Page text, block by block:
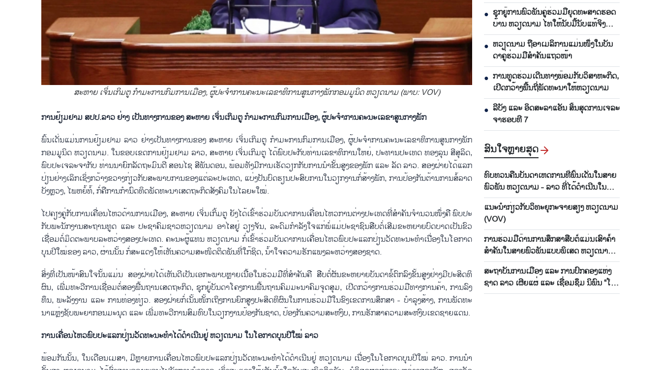
​ສະ​ຫາຍ ​ເຈິ່ນ​ເກິມ​ຕູ ກຳ​ມະ​ການ​ກົມ​ການ​ເມືອງ, ຜູ້​ປະ​ຈຳ​ການ​ຄະ​ນະ​ເລ​ຂາທິການສູນກາງພັກກອມມູນິດ ຫວຽດນາມ (ພາບ: VOV)
ການ​ຢ້ຽມ​ຢາມ ​ສ​ປ​ປ.ລາວ ​ຢ່າງ ​ເປັນທາງການ​ຂອງ​ ສະ​ຫາຍ ​ເຈິ່ນ​ເກິມ​ຕູ ກຳ​ມະ​ການ​ກົມ​ການ​ເມືອງ, ຜູ້​ປະ​ຈຳ​ການ​ຄະ​ນະ​ເລ​ຂາສູນກາງພັກ
ພົ້ນ​ເດັ່ນ​ແມ່ນ​ການ​ຢ້ຽມ​ຢາມ ​ລາວ ​ຢ່າງ​ເປັນ​ທາງ​ການ​ຂອງ ​ສະ​ຫາຍ ​ເຈິ່ນ​ເກິມ​ຕູ ກຳ​ມະ​ການ​ກົມ​ການ​ເມືອງ, ຜູ້​ປະ​ຈຳ​ການ​ຄະ​ນະ​ເລ​ຂາທິການສູນກາງພັກ
ກອມມູນິດ ຫວຽດນາມ. ໃນ​ຂອບ​ເຂດ​ການ​ຢ້ຽມ​ຢາມ ລາວ, ສະຫາຍ ​ເຈິ່ນ​ເກິມ​ຕູ ໄດ້​ພົບ​ປະ​ກັບ​ທ່ານ​ເລ​ຂາ​ທິ​ການ​ໃຫຍ່, ປະ​ທານ​ປະ​ເທດ ທອງ​ລຸນ ​ສີ​ສຸ​ລິດ,
ພົບ​ປະ​ເຈ​ລະ​ຈາ​ກັບ ​ທ່ານ​ນາ​ຍົກ​ລັດ​ຖະ​ມົນ​ຕີ ສອນ​ໄຊ ສີ​ພັນ​ດອນ, ພ້ອມ​ທັງ​ມີ​ການ​ເຮັດ​ວຽກ​ກັບ​ການ​ນຳ​ຂັ້ນ​ສູງ​ຂອງ​ພັກ ແລະ ລັດ​ ລາວ. ສອງ​ຝ່າຍ​ໄດ້​ແລກ​
ປ່ຽນ​ຢ່າງ​ເລິກ​ເຊິ່ງກວ້າງ​ຂວາງ​ກ່ຽວ​ກັບ​ສະ​ພາບ​ການ​ຂອງ​ແຕ່​ລະ​ປະ​ເທດ, ແບ່ງ​ປັນ​ບົດ​ຮຽນ​ປະ​ສົບ​ການ​ໃນ​ວຽກ​ງານ​ກໍ່​ສ້າງ​ພັກ, ການ​ປ້ອງ​ກັນ​ຕ້​ານ​ການ​ສໍ້​ລາດ​
ບັງຫຼວງ, ໄພ​ຫຍໍ້​ທໍ້, ກໍ່​ຄື​ການ​ກຳ​ນົດ​ທິດ​ພັດ​ທະ​ນາ​ເສດ​ຖະ​ກິດ​ສັງ​ຄົມໃນ​ໄລ​ຍະ​ໃໝ່.
ໄປ​ຄຽງ​ຄູ່​ກັບ​ການ​ເຄື່ອນ​ໄຫວ​ດ້ານ​ການ​ເມືອງ, ສະ​ຫາຍ ​ເຈິ່ນ​ເກິ້ມ​ຕູ ຍັງໄດ້ເຂົ້າຮ່ວມບັນດາການ​ເຄື່ອນ​ໄຫວ​​ການຕ່າງປະເທດທີ່​ສຳ​ຄັນ​ຈຳ​ນວນ​ໜຶ່ງ​ຄື ​ພົບ​ປະ​
ກັບ​ພະ​ນັກ​ງານ​ສະ​ຖານ​ທູດ ແລະ ປະ​ຊາ​ຄົມ​ຊາວ​ຫວຽດ​ນາມ ​ອາ​ໄສ​ຢູ່ ວຽງ​ຈັນ, ລະ​ດົມ​ກຳ​ລັງ​ໃຈແກ່​ພໍ່​ແມ່​ປະ​ຊາ​ຊົນ​ສືບ​ຕໍ່​ເສີມ​ຂ​ະ​ຫຍາຍ​ບົດ​ບາດ​ເປັນ​ຂົວ​
ເຊື່ອມ​ຕໍ່​ມິດ​ຕະ​ພາບ​ລະ​ຫວ່າງ​ສອງ​ປະ​ເທດ. ຄະ​ນະ​ຜູ້​ແທນ​ ຫວຽດ​ນາມ ກໍ່​ເຂົ້າ​ຮ່ວມ​ບັນ​ດາ​ການ​ເຄື່ອນ​ໄຫວ​ພົບ​ປະ​ແລກ​ປ່ຽນ​ວັດ​ທະ​ນະ​ທຳ​ເນື່ອງ​ໃນ​ໂອ​ກາດ​
ບຸນ​ປີ​ໃໝ່​ຂອງ ​ລາວ, ຜ່ານ​ນັ້ນ ກໍ່​ສະ​ແດງ​ໃຫ້​ເຫັນ​ຄວາ​ມສະ​ໜິດ​ຕິດ​ພັນ​ທີ່​ໃກ້​ຊິດ, ນ້ຳ​ໃຈ​ຄວາມ​ຮັກ​ແພງ​ລະ​ຫວ່າງ​ສອງ​ຊາດ.
ສິ່ງ​ທີ່​ເປັນ​ໜ້າ​ສົນ​ໃຈ​ນັ້ນ​ແມ່ນ ສອງ​ຝ່າຍ​ໄດ້​ເຫັນ​ດີ​ເປັນ​ເອ​ກະ​ພາບຫຼາຍ​ເນື້ອ​ໃນ​ຮ່ວມ​ມືທີ່​ສຳ​ຄັນ​ຄື ​ສືບ​ຕໍ່​ຜັນ​ຂະ​ຫຍາຍ​ບັນ​ດາ​ຂໍ້​ຕົກ​ລົງ​ຂັ້ນ​ສູງ​ຢ່າງ​ມີ​ປະ​ສິດ​ທິ​
ຜົນ, ເພີ່ມ​ທະ​ວີ​ການ​ເຊື່ອມ​ຕໍ່​ສອງ​ພື້ນ​ຖານ​ເສດ​ຖະ​ກິດ, ຊຸກ​ຍູ້​ບັນ​ດາ​ໂຄງ​ການ​ພື້ນ​ຖານ​ຄົມ​ມະ​ນາ​ຄົມ​ຈຸດ​ສຸມ, ເປີດກວ້າງ​ການ​ຮ່ວມ​ມືທາງ​ການ​ຄ້າ, ການ​ລົງ​
ທຶນ, ພະ​ລັງ​ງານ ແລະ ການ​ທ່ອງ​ທ່ຽວ. ສອງ​ຝ່າຍ​ກໍ່​ເນັ້ນ​ໜັ້ກ​ເຖິງ​ການ​ຍົກ​ສູງ​ປະ​ສິດ​ທິ​ຜົນ​ໃນ​ການ​ຮ່ວມ​ມື​ໃນ​ຂົງ​ເຂດ​ການ​ສຶກ​ສາ - ບຳ​ລຸງ​ສ້າງ, ການພັດ​ທະ​
ນາ​ແຫຼ່ງ​ຊັບ​ພະ​ຍາ​ກອນ​ມະ​ນຸດ ແລະ ເພີ່ມ​ທະ​ວີ​ການ​​ສົມ​ທົບ​ໃນ​ວຽກ​ງານ​ປ້ອງ​ກັນ​ຊາດ, ປ້ອງ​ກັນ​ຄວາມ​ສະ​ຫງົບ, ການຮັກ​ສາ​ຄວາມ​ສະຫງົບ​ເຂດ​ຊາຍ​ແດນ.
ກາ​ນ​ເຄື່ອນ​ໄຫວ​ພົບ​ປະ​ແລກ​ປ່ຽນ​ວັດ​ທະ​ນະ​ທຳ​ໄດ້​ດຳ​ເນີນ​ຢູ່ ຫວຽດ​ນາມ ໃນ​ໂອ​ກາດ​ບຸນ​ປີ​ໃໝ່ ລາວ
ພ້ອມ​ກັນ​ນັ້ນ, ໃນ​ເດືອນ​ເມ​ສາ, ມີຫຼາຍ​ການ​ເຄື່ອນ​ໄຫວ​ພົບ​ປະ​ແລກ​ປ່ຽນ​ວັດ​ທະ​ນະ​ທຳ​ໄດ້​ດຳ​ເນີນ​ຢູ່ ຫວຽດ​ນາມ ເນື່ອງ​ໃນ​ໂອ​ກາດ​ບຸນ​ປີ​ໃໝ່​ ລາວ. ການ​ນຳ​
● ຊຸກ​ຍູ້​ການ​ພົວ​ພັນ​ຄູ່​ຮ່ວມ​ມື​ຍຸດ​ທະ​ສາດ​ຮອດ​
ບ້ານ ຫວຽດ​ນາມ ໄທ​ໃຫ້​ນັບ​ມື້​ນັບ​ແທ້​ຈິງ
ແລະ ມີ​ປະ​ສິດ​ທິ​ຜົນ
● ຫ​ວຽດ​ນາມ ຖື​ອາ​ເມ​ລິ​ການ​ແມ່ນ​ໜຶ່ງ​ໃນ​ບັນ​
ດາ​ຄູ່​ຮ່ວມ​ມື​ສຳ​ຄັນ​ແຖວ​ໜ້າ
● ການ​ທູດ​ຮ່ວມ​ເດີນ​ທາງ​ພ້ອມກັບ​ວິ​ສາ​ຫະ​ກ​ິດ,
ເປີດກວ້າງ​ພື້ນ​ຖີ່​ພັດ​ທະ​ນາ​ໃຫ້​ຫວຽດ​ນາມ
● ລີ​ບັງ ແລະ ອິດ​ສະ​ລາ​ແອັນ ສິ້ນ​ສຸດ​ການ​ເຈ​ລະ​
ຈາ​ຮອບ​ທີ 7
ສົນ​ໃຈ​ຫຼາຍ​ສຸດ
ທົບ​ທວນ​ຄືນ​ບັນ​ດາ​ເຫດ​ການ​ທີ່​ພົ້​ນ​ເດັ່ນ​ໃນ​ສາຍ​
ພົວ​ພັນ ຫວຽດ​ນາມ - ລາວ ທີ່​ໄດ້​ດຳ​ເນີນ​ໃນ​
ເດືອນ​ພຶດ​ສ​ະ​ພາ 2026
ແນະ​ນຳ​ກ່ຽວ​ກັບ​ວິ​ທະ​ຍຸ​ກະ​ຈາຍ​ສຽງ ຫວຽດ​ນາມ
(VOV)
ການ​ຮ່ວມ​ມື​ດ້ານ​ການ​ສຶກ​ສາ​ສືບ​ຕໍ່​ແມ່ນ​ເສົາ​ຄ້ຳ​
ສຳ​ຄັນ​ໃນ​ສາຍ​ພົວ​ພັນ​ແບບ​ພິ​ເສດ ຫວຽດ​ນາມ -
ລາວ
ສະ​ຖາ​ບັນ​ການ​ເມືອງ ແລ​ະ ການ​ປົກ​ຄອງ​ແຫ່ງ​
ຊາດ ລາວ ເຜີຍ​ແຜ່ ແລະ ເຊື່ອມ​ຊຶມ ນິພົນ “ໂຮ່​
ຈີ​ມິນ​ ຄົບ​ຊຸດ”